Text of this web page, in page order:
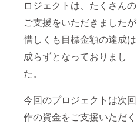
ロジェクトは、たくさんの
ご支援をいただきましたが
惜しくも目標金額の達成は
成らずとなっておりまし
た。
今回のプロジェクトは次回
作の資金をご支援いただく